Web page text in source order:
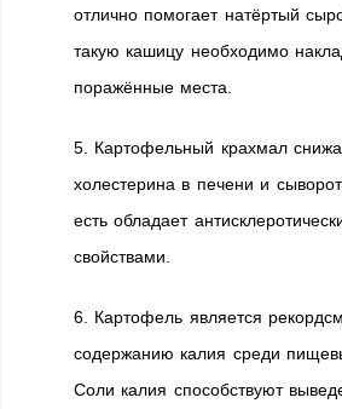
отлично помогает натёртый
такую кашицу необходимо
поражённые места.
5. Картофельный крахмал
холестерина в печени и
есть обладает
свойствами.
6. Картофель является
содержанию калия среди
Соли калия способствуют